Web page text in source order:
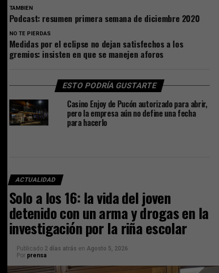
TAMBIEN
Podcast: resumen primera semana de diciembre 2020
NO TE PIERDAS
Medidas por el eclipse no dejan satisfechos a los
gremios: insisten en que se manejen aforos
ESTO PODRÍA GUSTARTE
Casino Enjoy de Pucón autorizado para abrir,
pero la empresa aún no define una fecha
para hacerlo
ACTUALIDAD
Solo a los 16: la vida del joven
detenido con un arma y drogas en la
investigación por la riña escolar
Publicado 2 días atrás en Agosto 5, 2026
Por prensa